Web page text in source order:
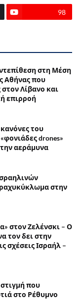
98
στη Μέση
Αθήνας που
στον Λίβανο και
επιρροή
του
drones»
αεράμυνα
στην
στον Ζελένσκι – Ο
τον δει στην
σχέσεις Ισραήλ –
που
στο Ρέθυμνο